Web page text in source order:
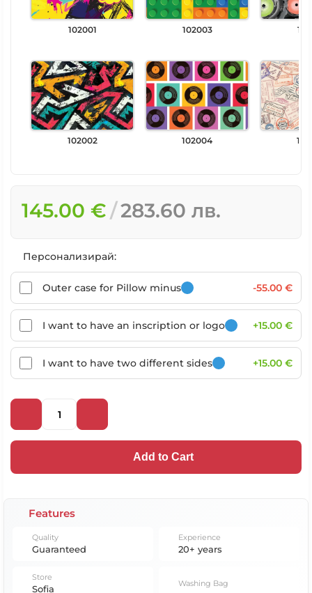
102001
102002
102003
102004
145.00 € 283.60 лв.
Персонализирай:
Outer case for Pillow minus -55.00 €
I want to have an inscription or logo +15.00 €
I want to have two different sides +15.00 €
Add to Cart
Features
Quality
Guaranteed
Experience
20+ years
Store
Sofia Washing Bag